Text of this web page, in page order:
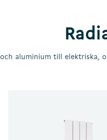
aluminium till